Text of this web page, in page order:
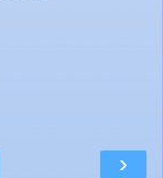
›